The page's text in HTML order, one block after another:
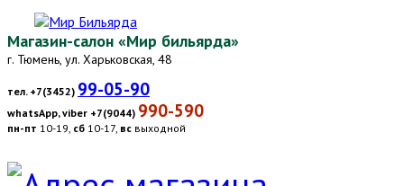
Магазин-салон «Мир бильярда»
г. Тюмень, ул. Харьковская, 48
тел. +7(3452) 99-05-90
whatsApp, viber +7(9044) 990-590
пн-пт 10-19, сб 10-17, вс выходной